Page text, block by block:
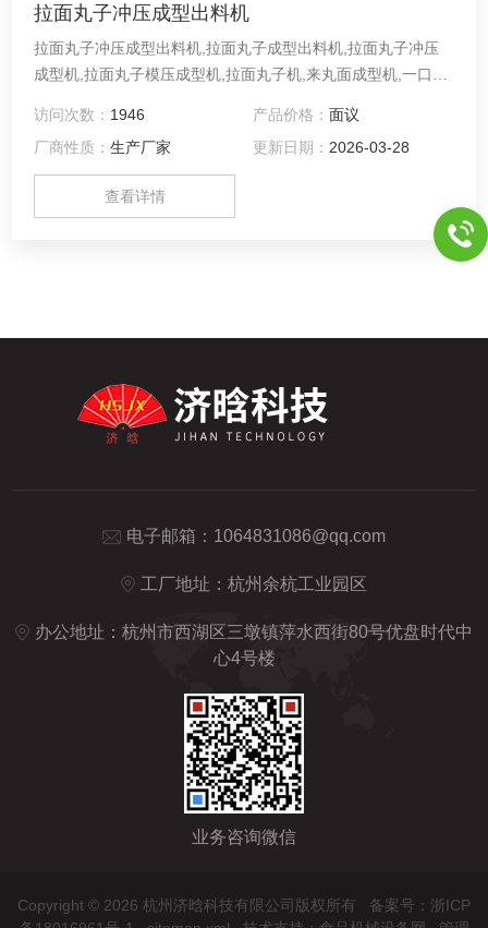
拉面丸子冲压成型出料机
拉面丸子冲压成型出料机,拉面丸子成型出料机,拉面丸子冲压
成型机,拉面丸子模压成型机,拉面丸子机,来丸面成型机,一口酥
隧道烘烤箱
访问次数： 1946 产品价格： 面议
厂商性质：生产厂家 更新日期： 2026-03-28
查看详情
电子邮箱： 1064831086@qq.com
工厂地址：杭州余杭工业园区
办公地址：杭州市西湖区三墩镇萍水西街80号优盘时代中
心4号楼
业务咨询微信
Copyright © 2026 杭州济晗科技有限公司版权所有 备案号：浙ICP